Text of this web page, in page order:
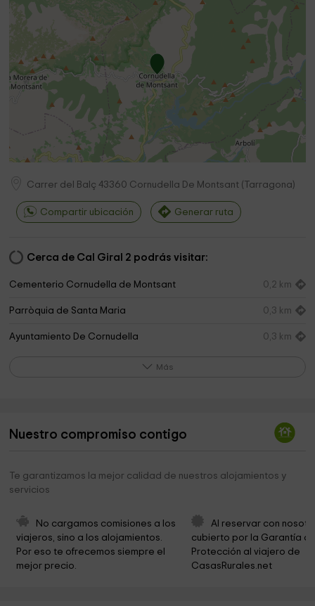
Carrer del Balç 43360 Cornudella De Montsant ( Tarragona)
Compartir ubicación Generar ruta
Cerca de Cal Giral 2 podrás visitar:
Cementerio Cornudella de Montsant 0,2 km
Parròquia de Santa Maria 0,3 km
Ayuntamiento De Cornudella 0,3 km
Riu Siurana i Planes del Priorat 2,3 km
rio siurana
Toll Del Forn
Ermita de la Mare de Déu del Montsant
Riu Siurana i Planes del Priorat 3,3 km
Más
Nuestro compromiso contigo
Te garantizamos la mejor calidad de nuestros alojamientos y
servicios
No cargamos comisiones a los
viajeros, sino a los alojamientos.
Por eso te ofrecemos siempre el
mejor precio.
Al reservar con
cubierto por la Garantía
Protección al viajero de
CasasRurales.net